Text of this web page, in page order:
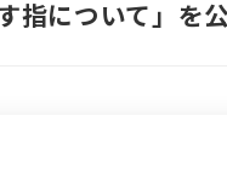
指について」を